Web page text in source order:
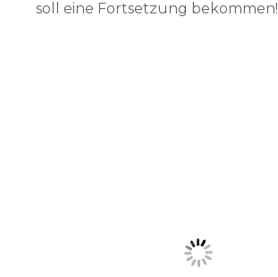
soll eine Fortsetzung bekommen!